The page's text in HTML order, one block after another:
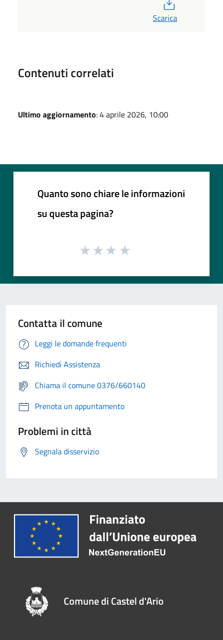
Scarica
Contenuti correlati
Ultimo aggiornamento: 4 aprile 2026, 10:00
Quanto sono chiare le informazioni
su questa pagina?
Contatta il comune
Leggi le domande frequenti
Richiedi Assistenza
Chiama il comune 0376/660140
Prenota un appuntamento
Problemi in città
Segnala disservizio
Comune di Castel d'Ario